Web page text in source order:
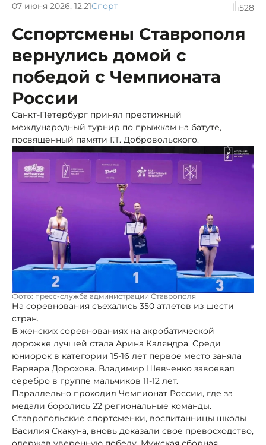
07 июня 2026, 12:21Спорт 528
Сспортсмены Ставрополя
вернулись домой с
победой с Чемпионата
России
Санкт-Петербург принял престижный
международный турнир по прыжкам на батуте,
посвященный памяти Г.Т. Добровольского.
Фото: пресс-служба администрации Ставрополя
На соревнования съехались 350 атлетов из шести
стран.
В женских соревнованиях на акробатической
дорожке лучшей стала Арина Каляндра. Среди
юниорок в категории 15-16 лет первое место заняла
Варвара Дорохова. Владимир Шевченко завоевал
серебро в группе мальчиков 11-12 лет.
Параллельно проходил Чемпионат России, где за
медали боролись 22 региональные команды.
Ставропольские спортсменки, воспитанницы школы
Василия Скакуна, вновь доказали свое превосходство,